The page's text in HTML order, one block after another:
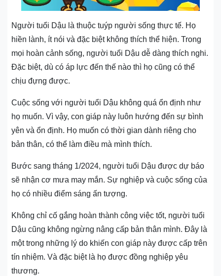
Người tuổi Dậu là thuộc tuýp người sống thực tế. Họ
hiền lành, ít nói và đặc biệt không thích thể hiện. Trong
mọi hoàn cảnh sống, người tuổi Dậu dễ dàng thích nghi.
Đặc biệt, dù có áp lực đến thế nào thì họ cũng có thể
chịu đựng được.
Cuộc sống với người tuổi Dậu không quá ổn định như
họ muốn. Vì vậy, con giáp này luôn hướng đến sự bình
yên và ổn định. Họ muốn có thời gian dành riêng cho
bản thân, có thể làm điều mà mình thích.
Bước sang tháng 1/2024, người tuổi Dậu được dự báo
sẽ nhận cơ mưa may mắn. Sự nghiệp và cuộc sống của
họ có nhiều điểm sáng ấn tượng.
Không chỉ cố gắng hoàn thành công việc tốt, người tuổi
Dậu cũng không ngừng nâng cấp bản thân mình. Đây là
một trong những lý do khiến con giáp này được cấp trên
tín nhiệm. Và đặc biệt là họ được đồng nghiệp yêu
thương.